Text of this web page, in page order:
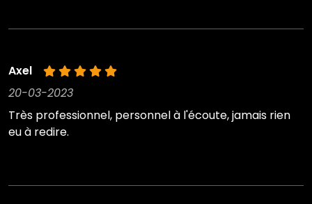
Axel
20-03-2023
Très professionnel, personnel à l'écoute, jamais rien
eu à redire.